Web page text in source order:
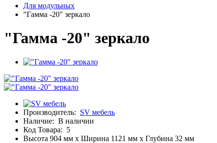
Для модульных
"Гамма -20" зеркало
"Гамма -20" зеркало
Производитель: SV мебель
Наличие: В наличии
Код Товара: 5
Высота 904 мм x Ширина 1121 мм x Глубина 32 мм